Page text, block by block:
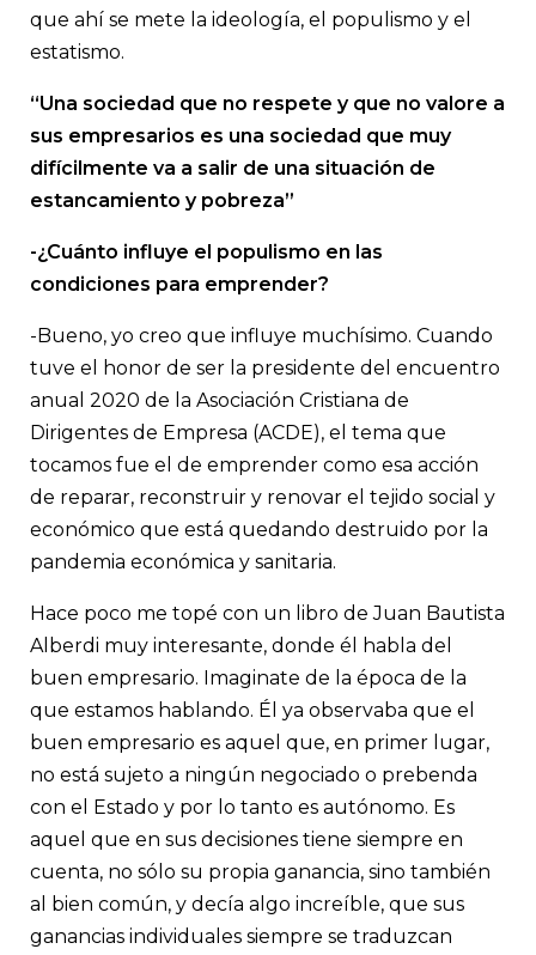
que ahí se mete la ideología, el populismo y el
estatismo.
“Una sociedad que no respete y que no valore a
sus empresarios es una sociedad que muy
difícilmente va a salir de una situación de
estancamiento y pobreza”
-¿Cuánto influye el populismo en las
condiciones para emprender?
-Bueno, yo creo que influye muchísimo. Cuando
tuve el honor de ser la presidente del encuentro
anual 2020 de la Asociación Cristiana de
Dirigentes de Empresa (ACDE), el tema que
tocamos fue el de emprender como esa acción
de reparar, reconstruir y renovar el tejido social y
económico que está quedando destruido por la
pandemia económica y sanitaria.
Hace poco me topé con un libro de Juan Bautista
Alberdi muy interesante, donde él habla del
buen empresario. Imaginate de la época de la
que estamos hablando. Él ya observaba que el
buen empresario es aquel que, en primer lugar,
no está sujeto a ningún negociado o prebenda
con el Estado y por lo tanto es autónomo. Es
aquel que en sus decisiones tiene siempre en
cuenta, no sólo su propia ganancia, sino también
al bien común, y decía algo increíble, que sus
ganancias individuales siempre se traduzcan